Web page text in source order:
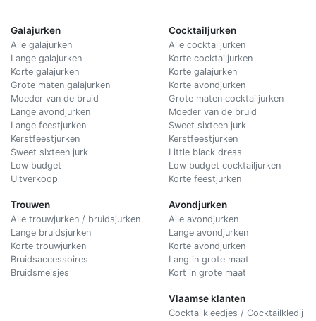
Galajurken
Alle galajurken
Lange galajurken
Korte galajurken
Grote maten galajurken
Moeder van de bruid
Lange avondjurken
Lange feestjurken
Kerstfeestjurken
Sweet sixteen jurk
Low budget
Uitverkoop
Trouwen
Alle trouwjurken / bruidsjurken
Lange bruidsjurken
Korte trouwjurken
Bruidsaccessoires
Bruidsmeisjes
Cocktailjurken
Alle cocktailjurken
Korte cocktailjurken
Korte galajurken
Korte avondjurken
Grote maten cocktailjurken
Moeder van de bruid
Sweet sixteen jurk
Kerstfeestjurken
Little black dress
Low budget cocktailjurken
Korte feestjurken
Avondjurken
Alle avondjurken
Lange avondjurken
Korte avondjurken
Lang in grote maat
Kort in grote maat
Vlaamse klanten
Cocktailkleedjes / Cocktailkledij